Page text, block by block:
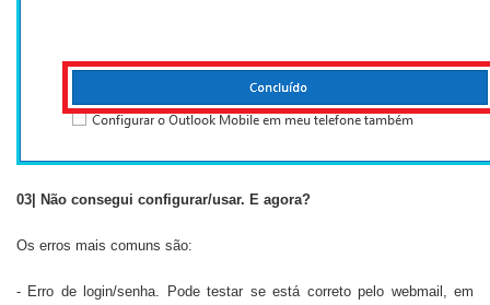
03| Não consegui configurar/usar. E agora?
Os erros mais comuns são:
- Erro de login/senha. Pode testar se está correto pelo webmail, em